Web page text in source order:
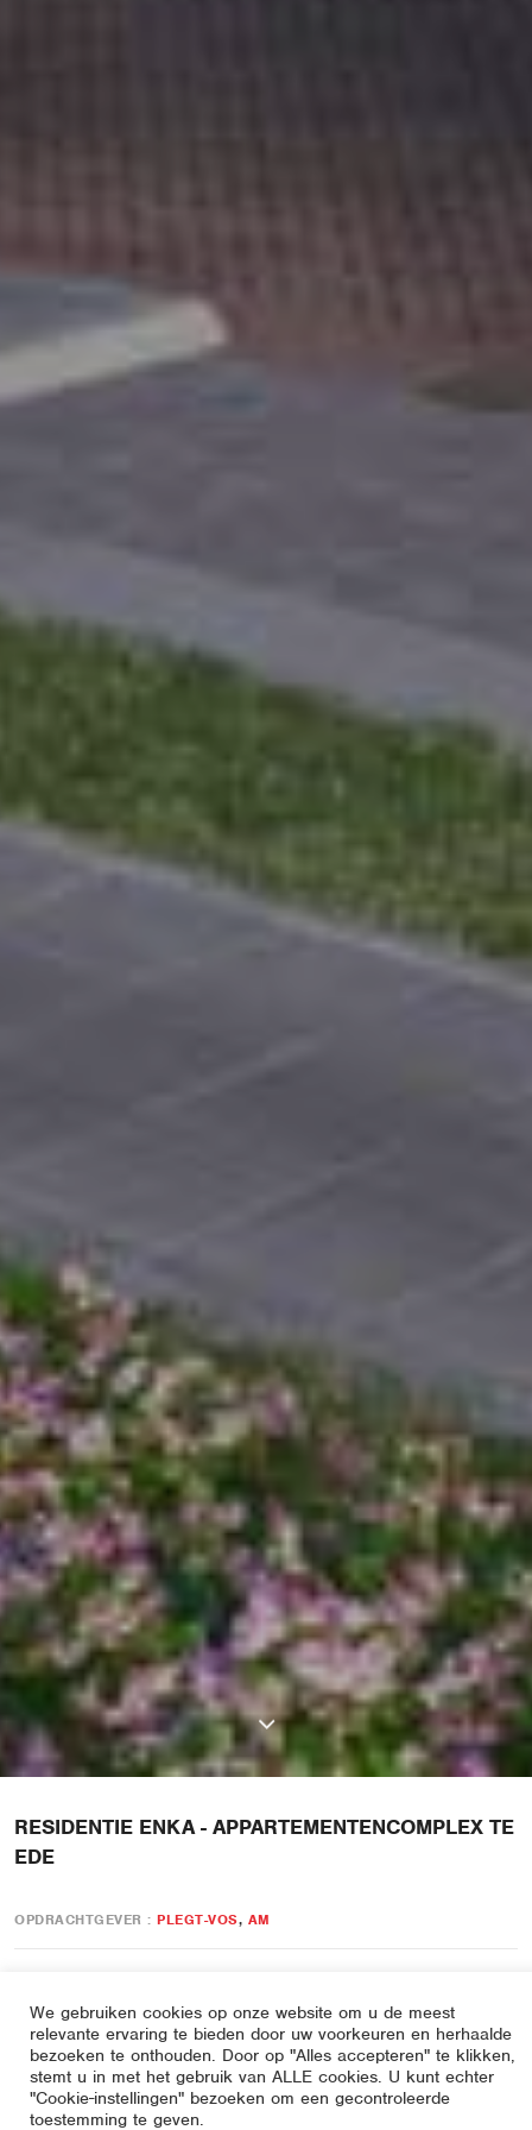
RESIDENTIE ENKA - APPARTEMENTENCOMPLEX TE
EDE
OPDRACHTGEVER PLEGT-VOS AM
BOUWFYSICA VIAC ADVISEURS
Het gebouw bestaat uit 32 appartementen, verdeeld over 8
We gebruiken cookies op onze website om u de meest
relevante ervaring te bieden door uw voorkeuren en herhaalde
bezoeken te onthouden. Door op "Alles accepteren" te klikken,
stemt u in met het gebruik van ALLE cookies. U kunt echter
"Cookie-instellingen" bezoeken om een gecontroleerde
toestemming te geven.